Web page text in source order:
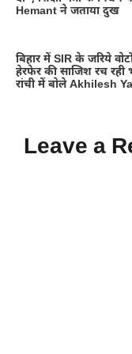
Hemant ने जताया दुख
बिहार में SIR के जरिये
हेरफेर की साजिश रच रही
रांची में बोले Akhilesh
Leave a